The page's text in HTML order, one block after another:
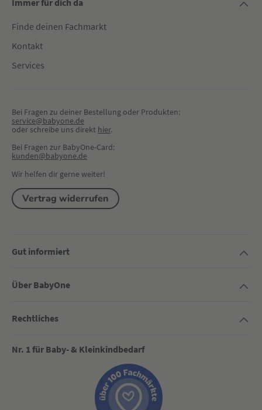
Immer für dich da
Finde deinen Fachmarkt
Kontakt
Services
Bei Fragen zu deiner Bestellung oder Produkten:
service@babyone.de
oder schreibe uns direkt hier.
Bei Fragen zur BabyOne-Card:
kunden@babyone.de
Wir helfen dir gerne weiter!
Vertrag widerrufen
Gut informiert
Über BabyOne
Rechtliches
Nr. 1 für Baby- & Kleinkindbedarf